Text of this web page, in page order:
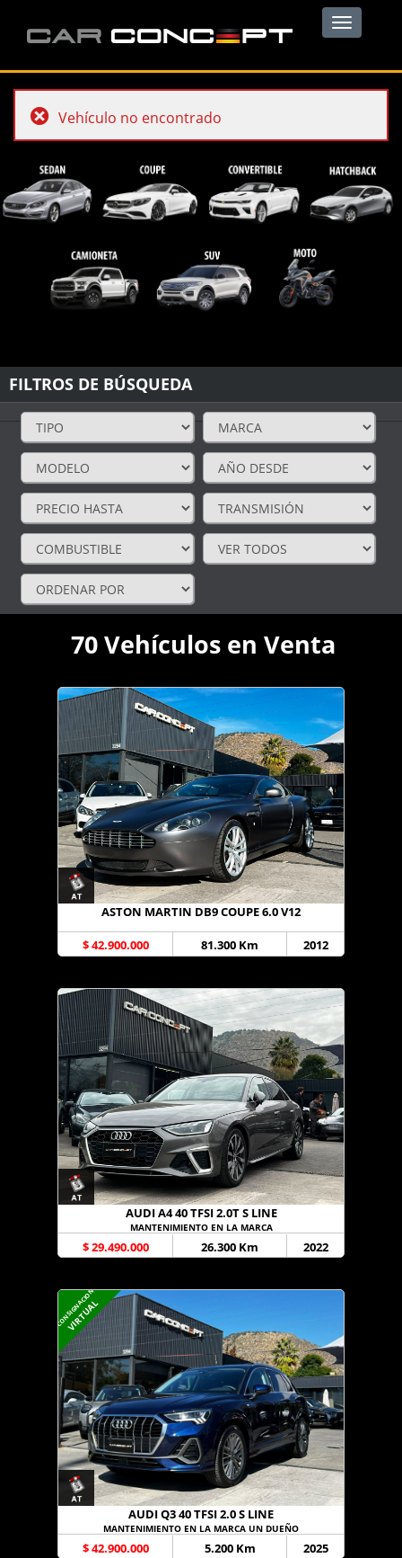
Toggle
navigation
Vehículo no encontrado
FILTROS DE BÚSQUEDA
70Vehículos en Venta
ASTON MARTIN DB9 COUPE 6.0 V12
$ 42.900.000 81.300 Km 2012
AUDI A4 40 TFSI 2.0T S LINE
MANTENIMIENTO EN LA MARCA
$ 29.490.000 26.300 Km 2022
CONSIGNACION
VIRTUAL
AUDI Q3 40 TFSI 2.0 S LINE
MANTENIMIENTO EN LA MARCA UN DUEÑO
$ 42.900.000 5.200 Km 2025